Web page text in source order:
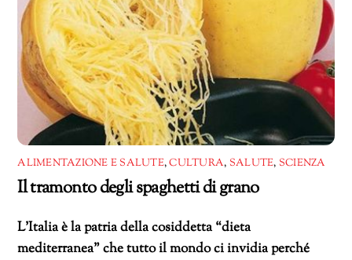
ALIMENTAZIONE E SALUTE,CULTURA, SALUTE, SCIENZA
Il tramonto degli spaghetti di grano
L’Italia è la patria della cosiddetta “dieta
mediterranea” che tutto il mondo ci invidia perché